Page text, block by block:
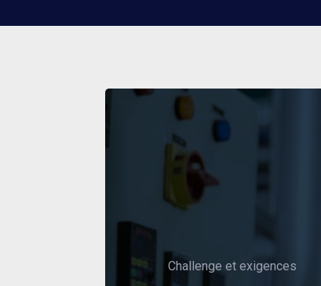
Challenge et exigences